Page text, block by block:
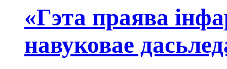
«Гэта праява
навуковае